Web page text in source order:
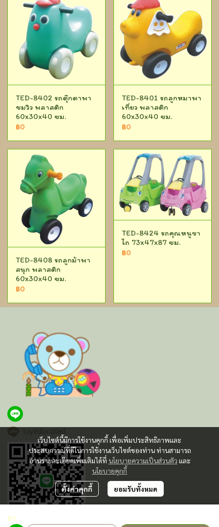
TED-8402 รถตุ๊กตาพา
ชมวิว พลาสติก
60x30x40 ซม.
฿0
TED-8401 รถลูกหมาพา
เที่ยว พลาสติก
60x30x40 ซม.
฿0
TED-8408 รถลูกม้าพา
สนุก พลาสติก
60x30x40 ซม.
฿0
TED-8424 รถคุณหนูขา
ไถ 73x47x87 ซม.
฿0
฿0
เว็บไซต์นี้มีการใช้งานคุกกี้ เพื่อเพิ่มประสิทธิภาพและ
ประสบการณ์ที่ดีในการใช้งานเว็บไซต์ของท่าน ท่านสามารถ
อ่านรายละเอียดเพิ่มเติมได้ที่ นโยบายความเป็นส่วนตัว และ
นโยบายคุกกี้
ตั้งค่าคุกกี้ ยอมรับทั้งหมด